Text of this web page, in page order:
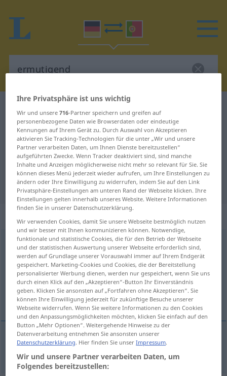
Deutsch-Portugiesisch
Übersetzung für "ermutigend"
"ermutigend" Portugiesisch
Übersetzung
„ermutigend“ : Adjektiv
ermutigendadj
Übersicht aller Übersetzungen
(Für mehr Details die Übersetzung anklicken/antippen)
animador
ermutigend
Ihre Privatsphäre ist uns wichtig
Wir und unsere716-Partner speichern und greifen auf
personenbezogene Daten wie Browserdaten oder eindeutige
Kennungen auf Ihrem Gerät zu. Durch Auswahl von Akzeptieren
aktivieren Sie Tracking-Technologien für die unter „Wir und unsere
Partner verarbeiten Daten, um Ihnen Dienste bereitzustellen“
aufgeführten Zwecke. Wenn Tracker deaktiviert sind, sind manche
Inhalte und Anzeigen möglicherweise nicht mehr so relevant für Sie. Sie
können dieses Menü jederzeit wieder aufrufen, um Ihre Einstellungen zu
ändern oder Ihre Einwilligung zu widerrufen, indem Sie auf den Link
Privatsphäre-Einstellungen am unteren Rand der Webseite klicken. Ihre
Einstellungen gelten innerhalb unseres Website. Weitere Informationen
finden Sie in unserer Datenschutzerklärung.
Wir verwenden Cookies, damit Sie unsere Webseite bestmöglich nutzen
und wir besser mit Ihnen kommunizieren können. Notwendige,
funktionale und statistische Cookies, die für den Betrieb der Webseite
und der statistischen Auswertung unserer Webseite erforderlich sind,
werden auf Grundlage unserer Vorauswahl immer auf Ihrem Endgerät
gespeichert. Marketing-Cookies und Cookies, die der Bereitstellung
personalisierter Werbung dienen, werden nur gespeichert, wenn Sie uns
durch einen Klick auf den „Akzeptieren“-Button Ihr Einverständnis
geben. Klicken Sie ansonsten auf „Fortfahren ohne Akzeptieren“. Sie
können Ihre Einwilligung jederzeit für zukünftige Besuche unserer
Webseite widerrufen. Wenn Sie weitere Informationen zu den Cookies
und den Anpassungsmöglichkeiten möchten, klicken Sie einfach auf den
Button „Mehr Optionen“. Weitergehende Hinweise zu der
Datenverarbeitung entnehmen Sie ansonsten unserer
Datenschutzerklärung. Hier finden Sie unserImpressum.
Wir und unsere Partner verarbeiten Daten, um
Folgendes bereitzustellen: